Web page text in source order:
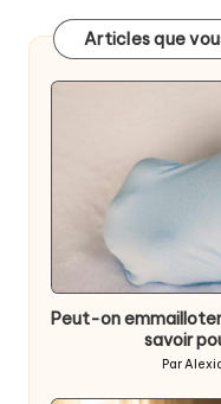
Articles que
Posted
Peut-on
savoir
Posted
Par